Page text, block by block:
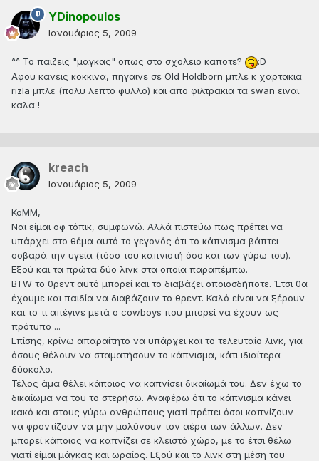
YDinopoulos
Ιανουάριος 5, 2009
^^ Το παιζεις "μαγκας" οπως στο σχολειο καποτε?
:D
Αφου κανεις κοκκινα, πηγαινε σε Old Holdborn μπλε κ χαρτακια
rizla μπλε (πολυ λεπτο φυλλο) και απο φιλτρακια τα swan ειναι
καλα !
kreach
Ιανουάριος 5, 2009
KoMM,
Ναι είμαι οφ τόπικ, συμφωνώ. Αλλά πιστεύω πως πρέπει να
υπάρχει στο θέμα αυτό το γεγονός ότι το κάπνισμα βάπτει
σοβαρά την υγεία (τόσο του καπνιστή όσο και των γύρω του).
Εξού και τα πρώτα δύο λινκ στα οποία παραπέμπω.
BTW το θρεντ αυτό μπορεί και το διαβάζει οποιοσδήποτε. Έτσι θα
έχουμε και παιδία να διαβάζουν το θρεντ. Καλό είναι να ξέρουν
και το τι απέγινε μετά ο cowboys που μπορεί να έχουν ως
πρότυπο ...
Επίσης, κρίνω απαραίτητο να υπάρχει και το τελευταίο λινκ, για
όσους θέλουν να σταματήσουν το κάπνισμα, κάτι ιδιαίτερα
δύσκολο.
Τέλος άμα θέλει κάποιος να καπνίσει δικαίωμά του. Δεν έχω το
δικαίωμα να του το στερήσω. Αναφέρω ότι το κάπνισμα κάνει
κακό και στους γύρω ανθρώπους γιατί πρέπει όσοι καπνίζουν
να φροντίζουν να μην μολύνουν τον αέρα των άλλων. Δεν
μπορεί κάποιος να καπνίζει σε κλειστό χώρο, με το έτσι θέλω
γιατί είμαι μάγκας και ωραίος. Εξού και το λινκ στη μέση του